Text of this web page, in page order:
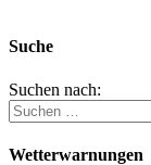
Suche
Suchen nach:
Wetterwarnungen